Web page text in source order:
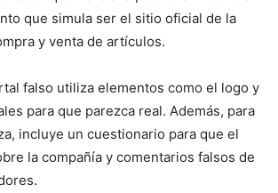
que simula ser el sitio oficial de la
y venta de artículos.
falso utiliza elementos como el logo y
para que parezca real. Además, para
incluye un cuestionario para que el
la compañía y comentarios falsos de